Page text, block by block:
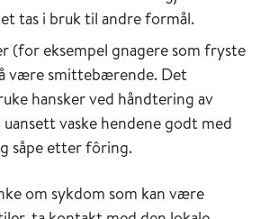
tas i bruk til andre formål.
(for eksempel gnagere som fryste
være smittebærende. Det
hansker ved håndtering av
vaske hendene godt med
såpe etter fôring.
om sykdom som kan være